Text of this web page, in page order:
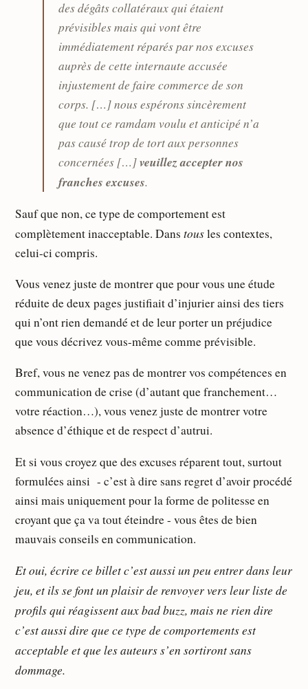
des dégâts collatéraux qui étaient
prévisibles mais qui vont être
immédiatement réparés par nos excuses
auprès de cette internaute accusée
injustement de faire commerce de son
corps. […] nous espérons sincèrement
que tout ce ramdam voulu et anticipé n’a
pas causé trop de tort aux personnes
concernées […]veuillez accepter nos
franches excuses.
Sauf que non, ce type de comportement est
complètement inacceptable. Danstousles contextes,
celui-ci compris.
Vous venez juste de montrer que pour vous une étude
réduite de deux pages justifiait d’injurier ainsi des tiers
qui n’ont rien demandé et de leur porter un préjudice
que vous décrivez vous-même comme prévisible.
Bref, vous ne venez pas de montrer vos compétences en
communication de crise (d’autant que franchement…
votre réaction…), vous venez juste de montrer votre
absence d’éthique et de respect d’autrui.
Et si vous croyez que des excuses réparent tout, surtout
formulées ainsi - c’est à dire sans regret d’avoir procédé
ainsi mais uniquement pour la forme de politesse en
croyant que ça va tout éteindre - vous êtes de bien
mauvais conseils en communication.
Et oui, écrire ce billet c’est aussi un peu entrer dans leur
jeu, et ils se font un plaisir de renvoyer vers leur liste de
profils qui réagissent aux bad buzz, mais ne rien dire
c’est aussi dire que ce type de comportements est
acceptable et que les auteurs s’en sortiront sans
dommage.